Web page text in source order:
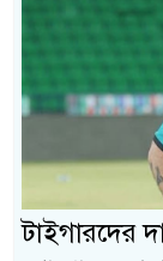
টাইগারদের